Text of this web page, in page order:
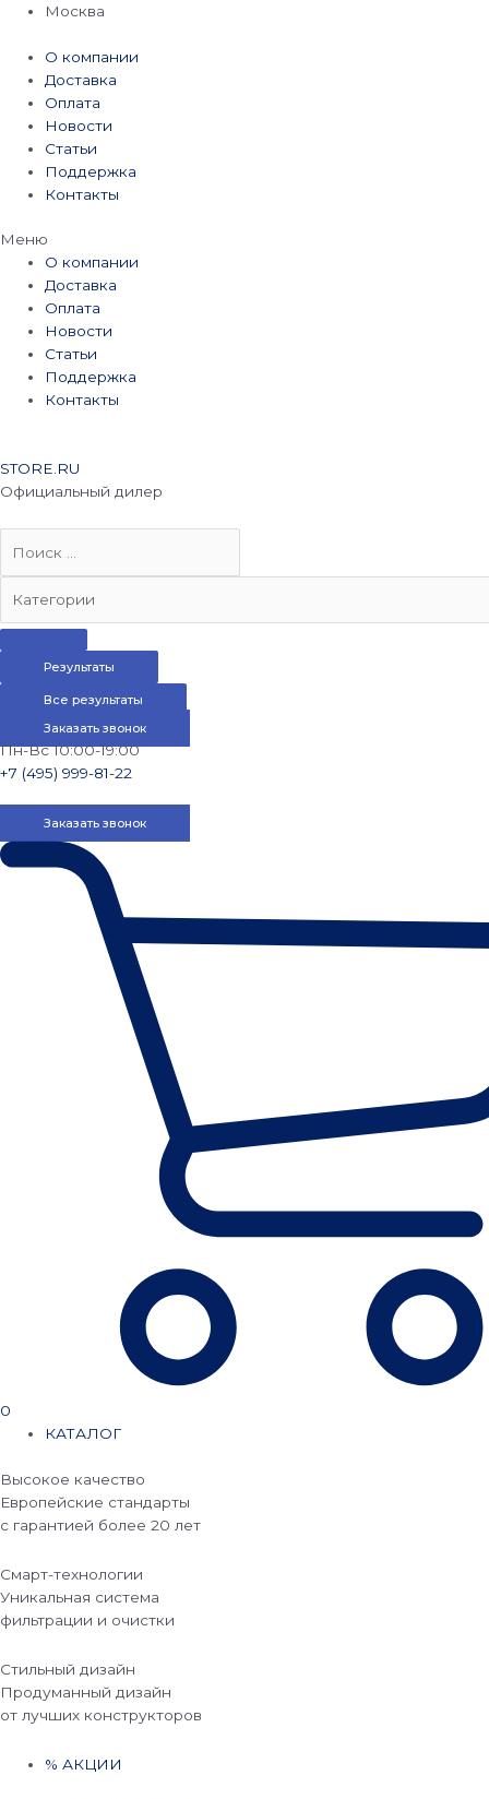
Перейти
содержимому
Москва
О компании
Доставка
Оплата
Новости
Статьи
Поддержка
Контакты
Меню
О компании
Доставка
Оплата
Новости
Статьи
Поддержка
Контакты
STORE.RU
Официальный дилер
Результаты
Все результаты
Заказать звонок
Пн-Вс 10:00-19:00
+7 (495) 999-81-22
Заказать звонок
0
КАТАЛОГ
Высокое качество
Европейские стандарты
с гарантией более 20 лет
Смарт-технологии
Уникальная система
фильтрации и очистки
Стильный дизайн
Продуманный дизайн
от лучших конструкторов
% АКЦИИ